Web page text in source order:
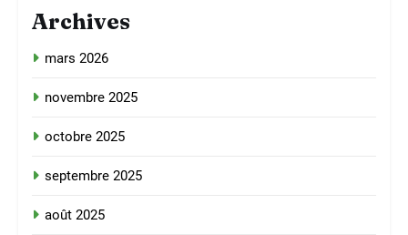
Archives
mars 2026
novembre 2025
octobre 2025
septembre 2025
août 2025